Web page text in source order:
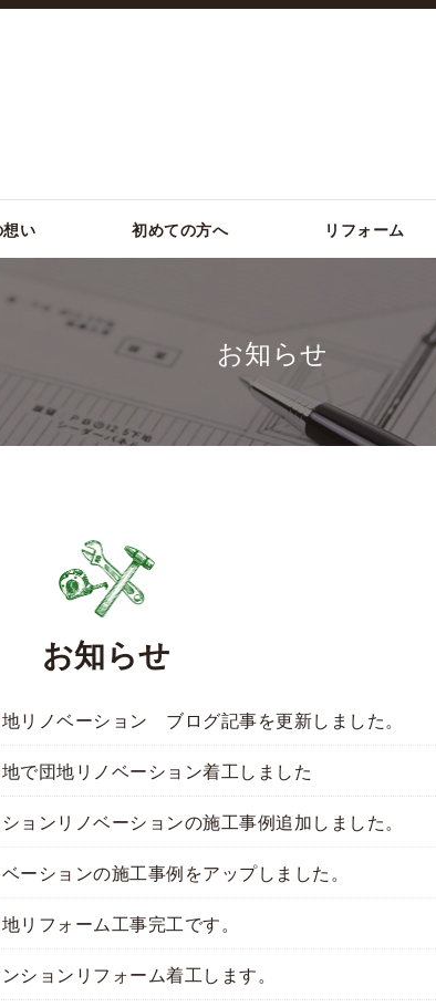
い 初めての方へ リフォーム
お知らせ
お知らせ
リノベーション ブログ記事を更新しました。
で団地リノベーション着工しました
ョンリノベーションの施工事例追加しました。
ーションの施工事例をアップしました。
リフォーム工事完工です。
ションリフォーム着工します。